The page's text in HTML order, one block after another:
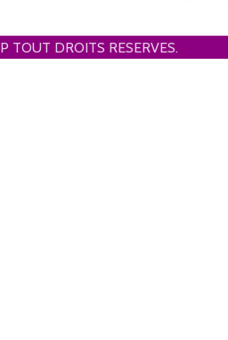
TOUT DROITS RESERVES.